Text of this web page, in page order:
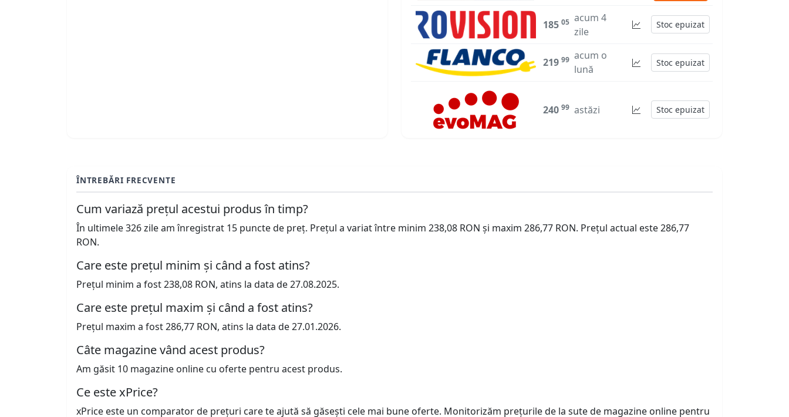
185 05 acum 4
zile
Stoc epuizat
219 99 acum o
lună
Stoc epuizat
240 99 astăzi Stoc epuizat
ÎNTREBĂRI FRECVENTE
Cum variază prețul acestui produs în timp?
În ultimele 326 zile am înregistrat 15 puncte de preț. Prețul a variat între minim 238,08 RON și maxim 286,77 RON. Prețul actual este 286,77
RON.
Care este prețul minim și când a fost atins?
Prețul minim a fost 238,08 RON, atins la data de 27.08.2025.
Care este prețul maxim și când a fost atins?
Prețul maxim a fost 286,77 RON, atins la data de 27.01.2026.
Câte magazine vând acest produs?
Am găsit 10 magazine online cu oferte pentru acest produs.
Ce este xPrice?
xPrice este un comparator de prețuri care te ajută să găsești cele mai bune oferte. Monitorizăm prețurile de la sute de magazine online pentru